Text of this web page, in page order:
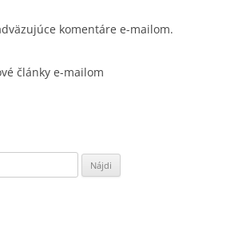
komentáre e-mailom.
články e-mailom